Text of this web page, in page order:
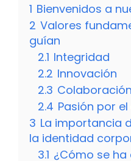
1 Bienvenidos a
2 Valores
guían
2.1 Integridad
2.2 Innovación
2.3 Colaboración
2.4 Pasión por
3 La importancia
la identidad
3.1 ¿Cómo se